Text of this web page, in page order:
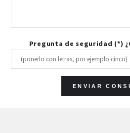
Pregunta de seguridad (*)